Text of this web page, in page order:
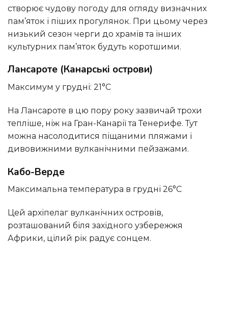
створює чудову погоду для огляду визначних
пам’яток і піших прогулянок. При цьому через
низький сезон черги до храмів та інших
культурних пам’яток будуть коротшими.
Лансароте (Канарські острови)
Максимум у грудні: 21°C
На Лансароте в цю пору року зазвичай трохи
тепліше, ніж на Гран-Канарії та Тенерифе. Тут
можна насолодитися піщаними пляжами і
дивовижними вулканічними пейзажами.
Кабо-Верде
Максимальна температура в грудні 26°C
Цей архіпелаг вулканічних островів,
розташований біля західного узбережжя
Африки, цілий рік радує сонцем.